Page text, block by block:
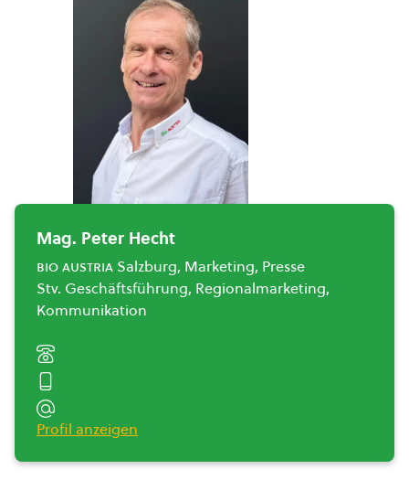
Mag. Peter Hecht
bio austria Salzburg, Marketing, Presse
Stv. Geschäftsführung, Regionalmarketing,
Kommunikation
Profil anzeigen